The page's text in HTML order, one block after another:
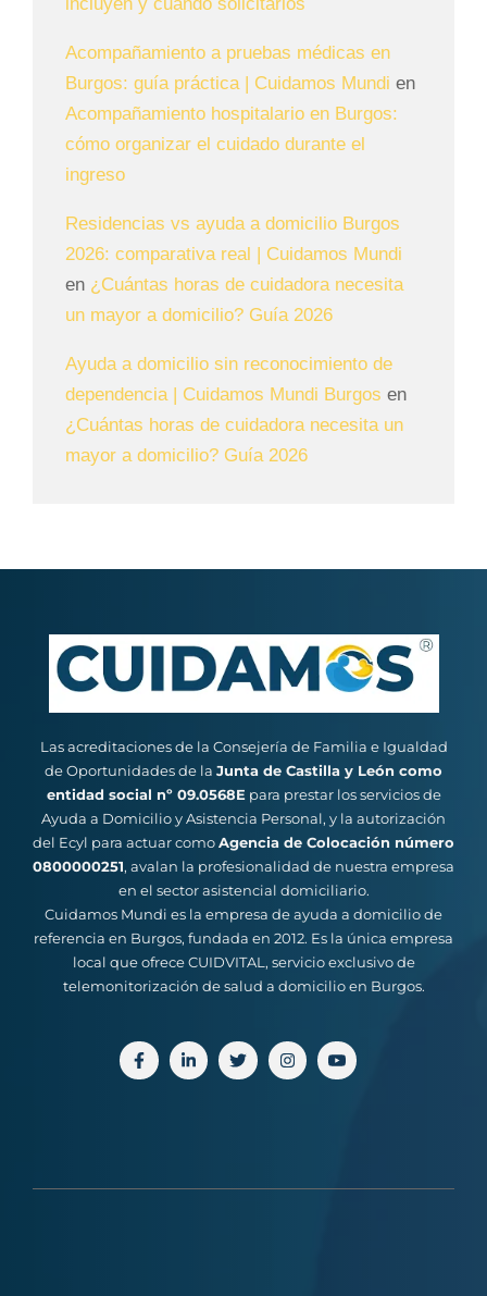
Acompañamiento a pruebas médicas en
Burgos: guía práctica | Cuidamos Mundi en
Acompañamiento hospitalario en Burgos:
cómo organizar el cuidado durante el
ingreso
Residencias vs ayuda a domicilio Burgos
2026: comparativa real | Cuidamos Mundi
en ¿Cuántas horas de cuidadora necesita
un mayor a domicilio? Guía 2026
Ayuda a domicilio sin reconocimiento de
dependencia | Cuidamos Mundi Burgos en
¿Cuántas horas de cuidadora necesita un
mayor a domicilio? Guía 2026
Las acreditaciones de la Consejería de Familia e Igualdad
de Oportunidades de la Junta de Castilla y León como
entidad social nº 09.0568E para prestar los servicios de
Ayuda a Domicilio y Asistencia Personal, y la autorización
del Ecyl para actuar comoAgencia de Colocación número
0800000251, avalan la profesionalidad de nuestra empresa
en el sector asistencial domiciliario.
Cuidamos Mundi es la empresa de ayuda a domicilio de
referencia en Burgos, fundada en 2012. Es la única empresa
local que ofrece CUIDVITAL, servicio exclusivo de
telemonitorización de salud a domicilio en Burgos.